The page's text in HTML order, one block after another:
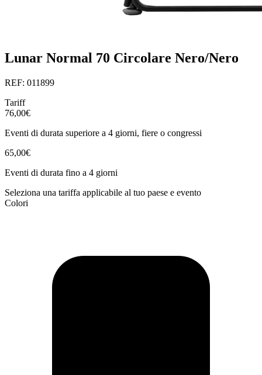
Lunar Normal 70 Circolare Nero/Nero
REF: 011899
Tariff
76,00€
Eventi di durata superiore a 4 giorni, fiere o congressi
65,00€
Eventi di durata fino a 4 giorni
Seleziona una tariffa applicabile al tuo paese e evento
Colori